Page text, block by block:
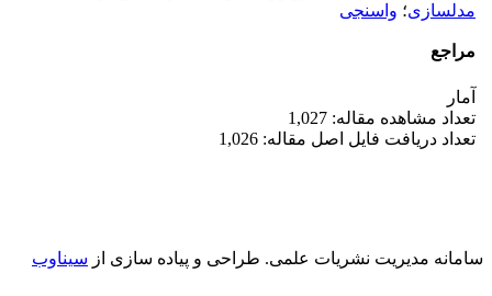
مدل‏سازی؛ واسنجی
مراجع
آمار
تعداد مشاهده مقاله: 1,027
تعداد دریافت فایل اصل مقاله: 1,026
سامانه مدیریت نشریات علمی. طراحی و پیاده سازی از سیناوب